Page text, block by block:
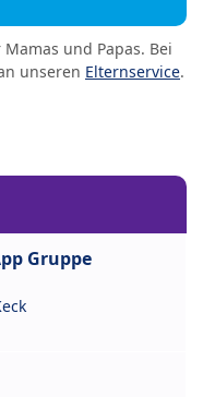
und Papas. Bei
unseren Elternservice.
Gruppe